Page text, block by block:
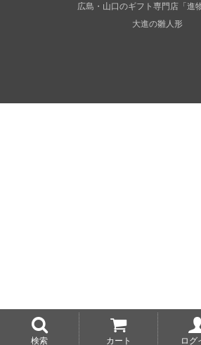
検索 カート ログ
広島・山口のギフト専門店「進
大進の雛人形